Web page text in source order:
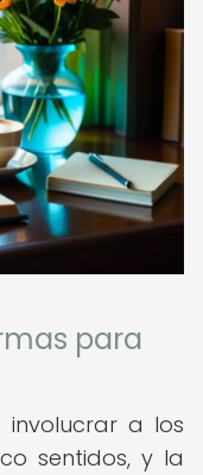
para
involucrar a los
sentidos, y la